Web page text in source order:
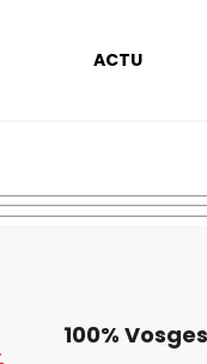
ACTU
100%